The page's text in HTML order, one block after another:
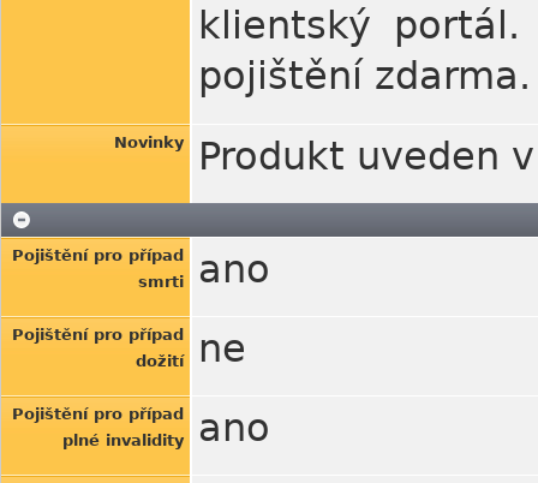
klientský
pojištění zdarma.
Novinky Produkt uveden
Pojištění pro případ
smrti
ano
Pojištění pro případ
dožití
ne
Pojištění pro případ
plné invalidity
ano